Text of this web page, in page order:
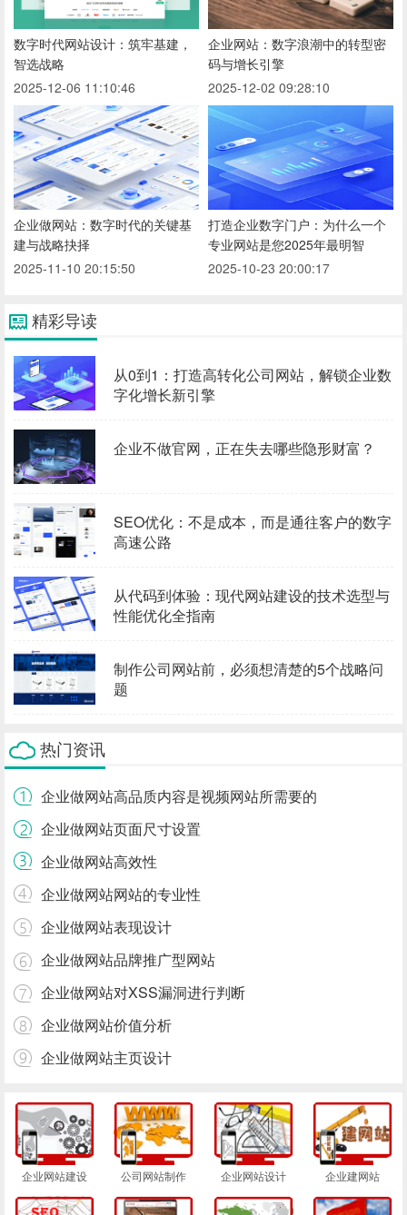
数字时代网站设计：筑牢基建，
智选战略
2025-12-06 11:10:46
企业网站：数字浪潮中的转型密
码与增长引擎
2025-12-02 09:28:10
企业做网站：数字时代的关键基
建与战略抉择
2025-11-10 20:15:50
打造企业数字门户：为什么一个
专业网站是您2025年最明智
2025-10-23 20:00:17
精彩导读
从0到1：打造高转化公司网站，解锁企业数
字化增长新引擎
企业不做官网，正在失去哪些隐形财富？
SEO优化：不是成本，而是通往客户的数字
高速公路
从代码到体验：现代网站建设的技术选型与
性能优化全指南
制作公司网站前，必须想清楚的5个战略问
题
热门资讯
企业做网站高品质内容是视频网站所需要的
企业做网站页面尺寸设置
企业做网站高效性
企业做网站网站的专业性
企业做网站表现设计
企业做网站品牌推广型网站
企业做网站对XSS漏洞进行判断
企业做网站价值分析
企业做网站主页设计
企业网站建设 公司网站制作 企业网站设计 企业建网站